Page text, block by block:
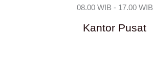
08.00 WIB - 17.00 WIB
Kantor Pusat